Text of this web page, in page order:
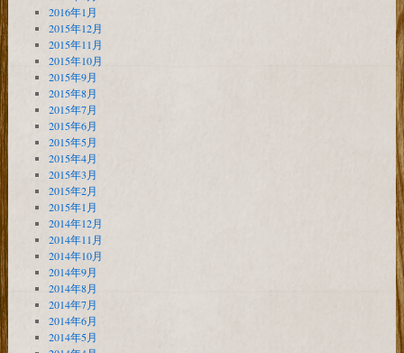
2016年1月
2015年12月
2015年11月
2015年10月
2015年9月
2015年8月
2015年7月
2015年6月
2015年5月
2015年4月
2015年3月
2015年2月
2015年1月
2014年12月
2014年11月
2014年10月
2014年9月
2014年8月
2014年7月
2014年6月
2014年5月